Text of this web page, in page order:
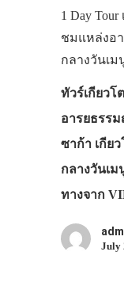
1 Day
ชมแหล่งอ
กลางวันเม
ทัวร์เกียวโ
อารยธรร
ซาก้า เกีย
กลางวันเ
ทางจาก
July